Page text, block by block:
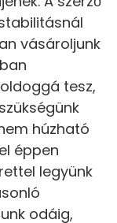
vásároljunk
tesz,
húzható
éppen
legyünk
odáig,